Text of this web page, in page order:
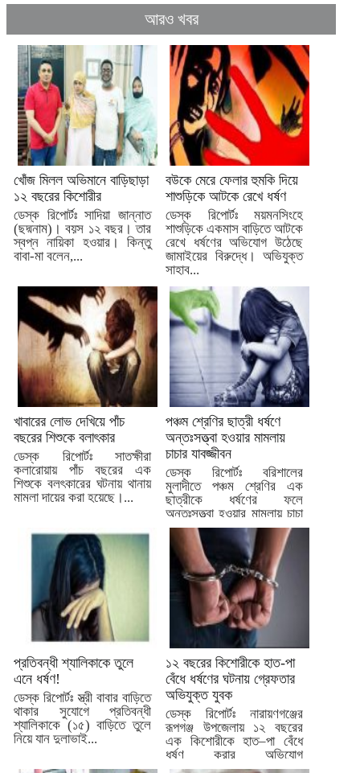
আরও খবর
খোঁজ মিলল অভিমানে বাড়িছাড়া
১২ বছরের কিশোরীর
ডেস্ক রিপোর্টঃ সাদিয়া জান্নাত
(ছদ্মনাম)। বয়স ১২ বছর। তার
স্বপ্ন নায়িকা হওয়ার। কিন্তু
বাবা-মা বলেন,...
বউকে মেরে ফেলার হুমকি দিয়ে
শাশুড়িকে আটকে রেখে ধর্ষণ
ডেস্ক রিপোর্টঃ ময়মনসিংহে
শাশুড়িকে একমাস বাড়িতে আটকে
রেখে ধর্ষণের অভিযোগ উঠেছে
জামাইয়ের বিরুদ্ধে। অভিযুক্ত
সাহাব...
খাবারের লোভ দেখিয়ে পাঁচ
বছরের শিশুকে বলাৎকার
ডেস্ক রিপোর্টঃ সাতক্ষীরা
কলারোয়ায় পাঁচ বছরের এক
শিশুকে বলৎকারের ঘটনায় থানায়
মামলা দায়ের করা হয়েছে।...
পঞ্চম শ্রেণির ছাত্রী ধর্ষণে
অন্তঃসত্ত্বা হওয়ার মামলায়
চাচার যাবজ্জীবন
ডেস্ক রিপোর্টঃ বরিশালের
মুলাদীতে পঞ্চম শ্রেণির এক
ছাত্রীকে ধর্ষণের ফলে
অন্তঃসত্ত্বা হওয়ার মামলায় চাচা
ইদ্রিস...
প্রতিবন্ধী শ্যালিকাকে তুলে
এনে ধর্ষণ!
ডেস্ক রিপোর্টঃ স্ত্রী বাবার বাড়িতে
থাকার সুযোগে প্রতিবন্ধী
শ্যালিকাকে (১৫) বাড়িতে তুলে
নিয়ে যান দুলাভাই...
১২ বছরের কিশোরীকে হাত-পা
বেঁধে ধর্ষণের ঘটনায় গ্রেফতার
অভিযুক্ত যুবক
ডেস্ক রিপোর্টঃ নারায়ণগঞ্জের
রূপগঞ্জ উপজেলায় ১২ বছরের
এক কিশোরীকে হাত–পা বেঁধে
ধর্ষণ করার অভিযোগ
উপজেলায়...